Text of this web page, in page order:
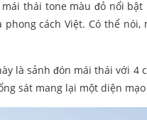
thái tone màu đỏ nổi
cách Việt. Có thể
là sảnh đón mái thái với 4
sát mang lại một diện